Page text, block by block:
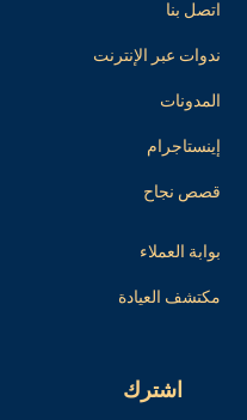
اتصل بنا
ندوات عبر الإنترنت
المدونات
إينستاجرام
قصص نجاح
بوابة العملاء
مكتشف العيادة
اشترك